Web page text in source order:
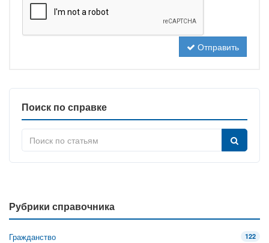
Отправить
Поиск по справке
Рубрики справочника
Гражданство 122